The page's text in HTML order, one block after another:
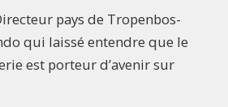
pays de Tropenbos-
qui laissé entendre que le
est porteur d’avenir sur